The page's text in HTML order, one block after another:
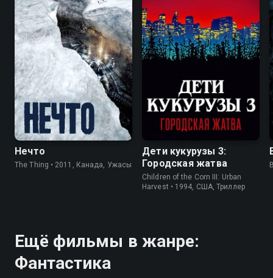
Нечто
The Thing • 2011, Канада, Ужасы
Дети кукурузы 3:
Городская жатва
Children of the Corn III: Urban
Harvest • 1994, США, Триллер
Ещё фильмы в жанре:
Фантастика